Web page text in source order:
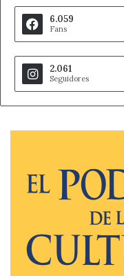
6.059
Fans
2.061
Seguidores